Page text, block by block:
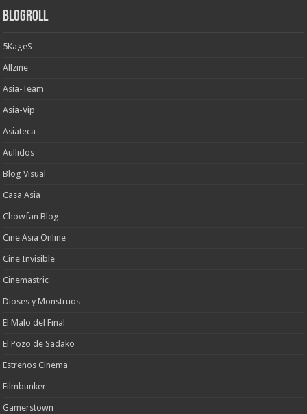
Blogroll
5KageS
Allzine
Asia-Team
Asia-Vip
Asiateca
Aullidos
Blog Visual
Casa Asia
Chowfan Blog
Cine Asia Online
Cine Invisible
Cinemastric
Dioses y Monstruos
El Malo del Final
El Pozo de Sadako
Estrenos Cinema
Filmbunker
Gamerstown